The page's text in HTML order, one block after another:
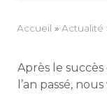
Accueil » Actua­li­té
Après le
l’an passé,